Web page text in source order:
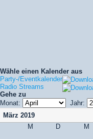
Wähle einen Kalender aus
Party-/Eventkalender
Radio Streams
Gehe zu
Monat:
Jahr:
März 2019
M
D M